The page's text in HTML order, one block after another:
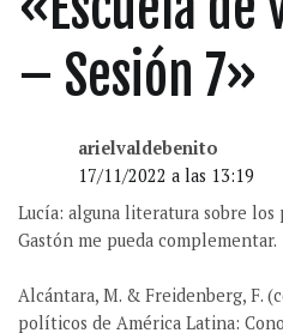
– Sesión 7»
arielvaldebenito
17/11/2022 a las 13:19
Lucía: alguna literatura sobre los
Gastón me pueda complementar.
Alcántara, M. & Freidenberg, F.
políticos de América Latina: Cono